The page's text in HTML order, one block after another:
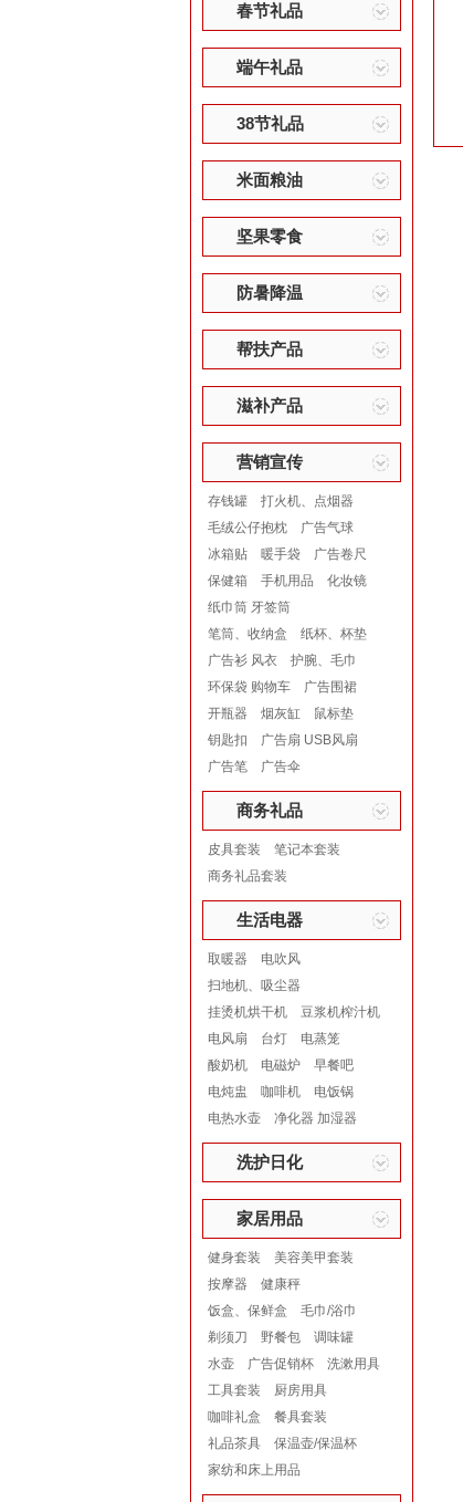
春节礼品
端午礼品
38节礼品
米面粮油
坚果零食
防暑降温
帮扶产品
滋补产品
营销宣传
存钱罐
打火机、点烟器
毛绒公仔抱枕
广告气球
冰箱贴
暖手袋
广告卷尺
保健箱
手机用品
化妆镜
纸巾筒 牙签筒
笔筒、收纳盒
纸杯、杯垫
广告衫 风衣
护腕、毛巾
环保袋 购物车
广告围裙
开瓶器
烟灰缸
鼠标垫
钥匙扣
广告扇 USB风扇
广告笔
广告伞
商务礼品
皮具套装
笔记本套装
商务礼品套装
生活电器
取暖器
电吹风
扫地机、吸尘器
挂烫机烘干机
豆浆机榨汁机
电风扇
台灯
电蒸笼
酸奶机
电磁炉
早餐吧
电炖盅
咖啡机
电饭锅
电热水壶
净化器 加湿器
洗护日化
家居用品
健身套装
美容美甲套装
按摩器
健康秤
饭盒、保鲜盒
毛巾/浴巾
剃须刀
野餐包
调味罐
水壶
广告促销杯
洗漱用具
工具套装
厨房用具
咖啡礼盒
餐具套装
礼品茶具
保温壶/保温杯
家纺和床上用品